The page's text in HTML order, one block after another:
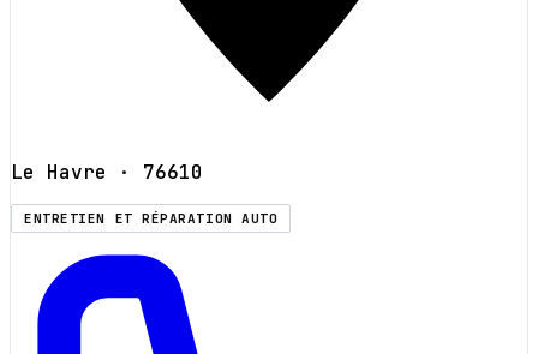
Le Havre · 76610
ENTRETIEN ET RÉPARATION AUTO